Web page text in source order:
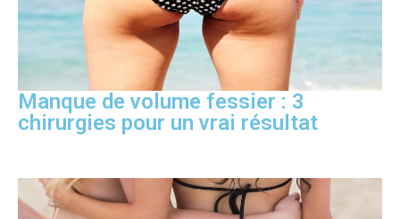
Manque de volume fessier : 3
chirurgies pour un vrai résultat